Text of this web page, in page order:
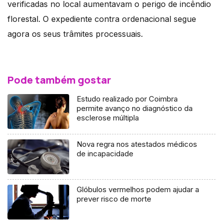
verificadas no local aumentavam o perigo de incêndio
florestal. O expediente contra ordenacional segue
agora os seus trâmites processuais.
Pode também gostar
Estudo realizado por Coimbra
permite avanço no diagnóstico da
esclerose múltipla
Nova regra nos atestados médicos
de incapacidade
Glóbulos vermelhos podem ajudar a
prever risco de morte